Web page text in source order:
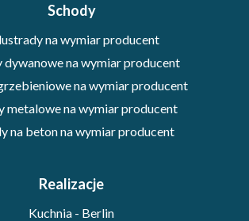
Schody
na wymiar producent
dywanowe na wymiar producent
na wymiar producent
metalowe na wymiar producent
na beton na wymiar producent
Realizacje
Kuchnia - Berlin